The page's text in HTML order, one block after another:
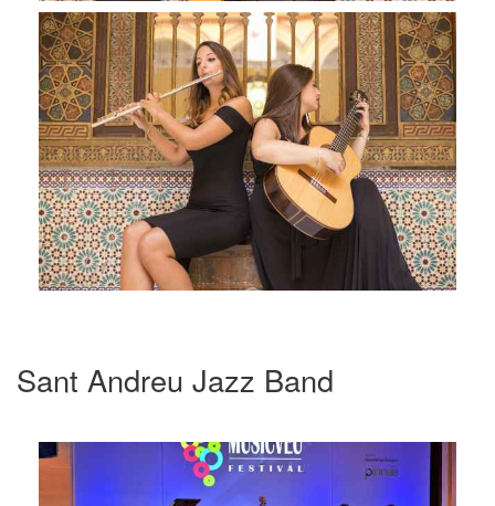
Sant Andreu Jazz Band